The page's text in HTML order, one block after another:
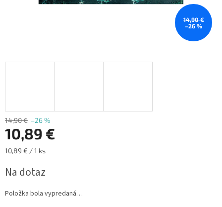
14,90 €
–26 %
14,90 € –26 %
10,89 €
Jednotková
10,89 € / 1 ks
Na dotaz
Položka bola vypredaná…